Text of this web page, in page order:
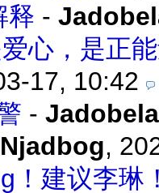
释 -
心，是正
17, 10:42
-
Njadbog,
！建议李琳